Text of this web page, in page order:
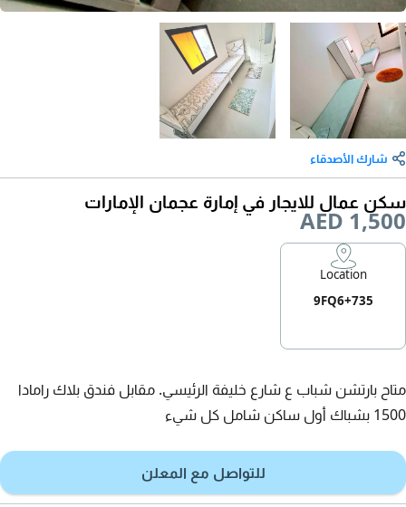
شارك الأصدقاء
سكن عمال للايجار في إمارة عجمان الإمارات
AED 1,500
Location
9FQ6+735
متاح بارتشن شباب ع شارع خليفة الرئيسي. مقابل فندق بلاك رامادا
1500 بشباك أول ساكن شامل كل شيء
للتواصل مع المعلن